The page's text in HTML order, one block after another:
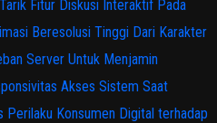
Fitur Diskusi Interaktif Pada
Beresolusi Tinggi Dari Karakter
Server Untuk Menjamin
Akses Sistem Saat
Perilaku Konsumen Digital terhadap